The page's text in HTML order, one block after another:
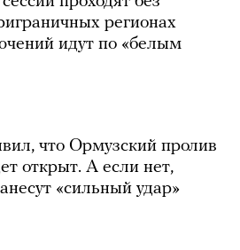
регионах
идут по «белым
что Ормузский пролив
открыт. А если нет,
«сильный удар»